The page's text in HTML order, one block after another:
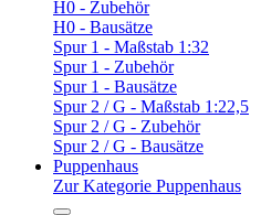
H0 - Zubehör
H0 - Bausätze
Spur 1 - Maßstab 1:32
Spur 1 - Zubehör
Spur 1 - Bausätze
Spur 2 / G - Maßstab 1:22,5
Spur 2 / G - Zubehör
Spur 2 / G - Bausätze
Puppenhaus
Zur Kategorie Puppenhaus